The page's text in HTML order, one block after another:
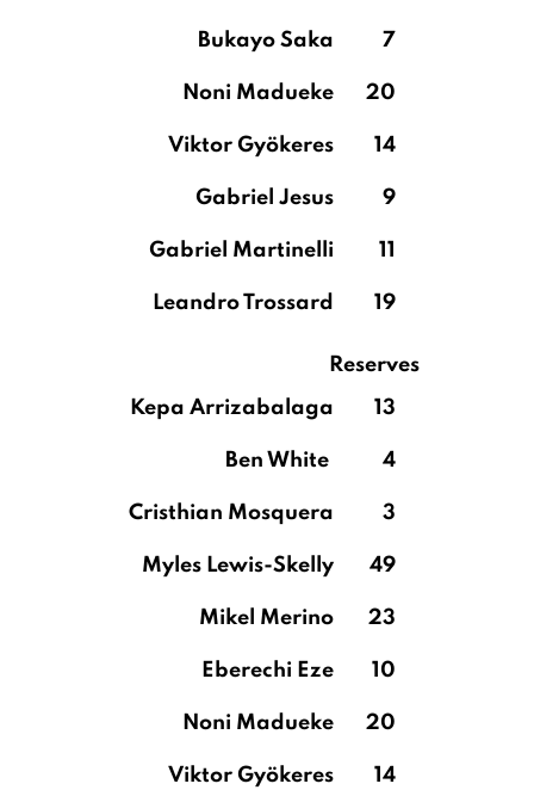
Bukayo Saka 7
Noni Madueke 20
Viktor Gyökeres 14
Gabriel Jesus 9
Gabriel Martinelli 11
Leandro Trossard 19
Reserves
Kepa Arrizabalaga
13
Ben White 4
Cristhian Mosquera 3
Myles Lewis-Skelly 49
Mikel Merino 23
Eberechi Eze 10
Noni Madueke 20
Viktor Gyökeres 14